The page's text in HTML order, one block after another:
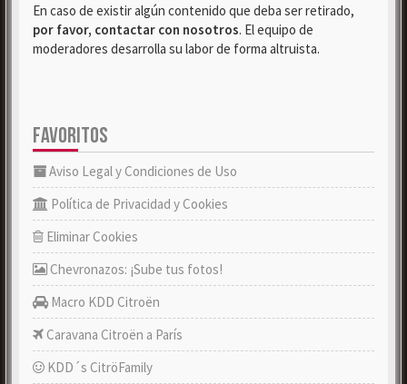
En caso de existir algún contenido que deba ser retirado,
por favor, contactar con nosotros. El equipo de
moderadores desarrolla su labor de forma altruista.
FAVORITOS
Aviso Legal y Condiciones de Uso
Política de Privacidad y Cookies
Eliminar Cookies
Chevronazos: ¡Sube tus fotos!
Macro KDD Citroën
Caravana Citroën a París
KDD´s CitröFamily